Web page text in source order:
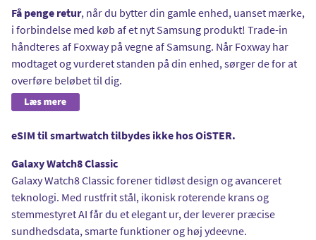
Få penge retur, når du bytter din gamle enhed, uanset mærke,
i forbindelse med køb af et nyt Samsung produkt! Trade-in
håndteres af Foxway på vegne af Samsung. Når Foxway har
modtaget og vurderet standen på din enhed, sørger de for at
overføre beløbet til dig.
eSIM til smartwatch tilbydes ikke hos OiSTER.
Galaxy Watch8 Classic
Galaxy Watch8 Classic forener tidløst design og avanceret
teknologi. Med rustfrit stål, ikonisk roterende krans og
stemmestyret AI får du et elegant ur, der leverer præcise
sundhedsdata, smarte funktioner og høj ydeevne.